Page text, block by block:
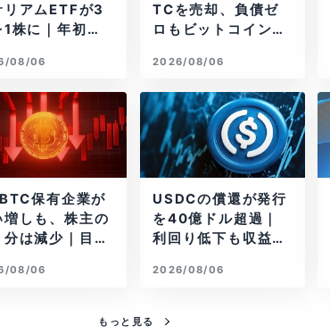
リアムETFが3
株に｜年初来3
08/06
TCを売却、負債ゼ
ロもビットコイン戦
2026/08/06
保有企業が
増しも、株主の
分は減少｜目標
08/06
USDCの償還が発行
を40億ドル超過｜
利回り低下も収益は
2026/08/06
もっと見る